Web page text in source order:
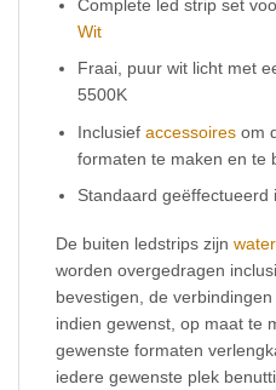
Complete led strip set
Wit
Fraai, puur wit licht met
5500K
Inclusiefaccessoires om
formaten te maken en te
Standaard geëffectueerd
De buiten ledstrips zijn
worden overgedragen
bevestigen, de
indien gewenst, op maat te
gewenste formaten
iedere gewenste plek